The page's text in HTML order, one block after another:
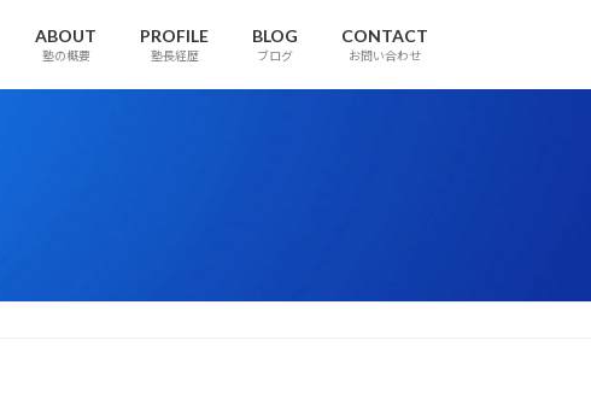
ABOUT
塾の概要
PROFILE
塾長経歴
BLOG
ブログ
CONTACT
お問い合わせ